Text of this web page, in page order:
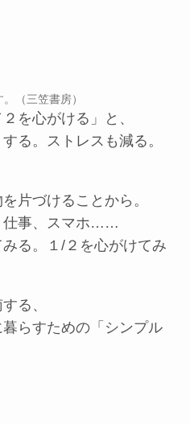
（三笠書房）
を心がける」と、
る。ストレスも減る。
片づけることから。
仕事、スマホ……
る。１/２を心がけてみ
る、
らすための「シンプル